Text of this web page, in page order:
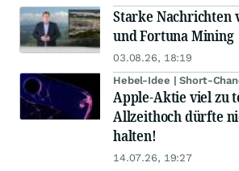
Starke Nachrichten
und Fortuna Mining
03.08.26, 18:19
Hebel-Idee | Short-
Apple-Aktie viel zu
Allzeithoch dürfte
halten!
14.07.26, 19:27